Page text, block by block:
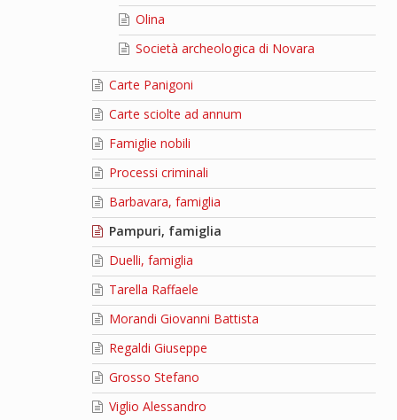
Olina
Società archeologica di Novara
Carte Panigoni
Carte sciolte ad annum
Famiglie nobili
Processi criminali
Barbavara, famiglia
Pampuri, famiglia
Duelli, famiglia
Tarella Raffaele
Morandi Giovanni Battista
Regaldi Giuseppe
Grosso Stefano
Viglio Alessandro